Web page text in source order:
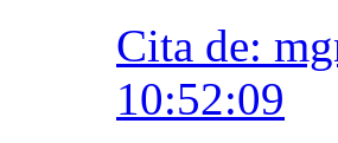
Cita de:
10:52:09